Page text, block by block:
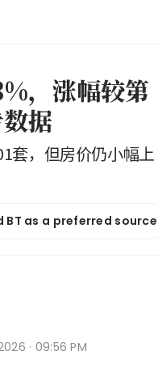
，涨幅较第
据
套，但房价仍小幅上
BT as a preferred source
· 09:56 PM